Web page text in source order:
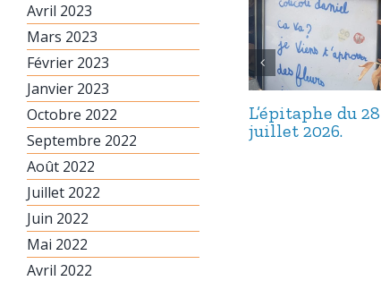
L’épitaphe du 28
juillet 2026.
Avril 2023
Mars 2023
Février 2023
Janvier 2023
Octobre 2022
Septembre 2022
Août 2022
Juillet 2022
Juin 2022
Mai 2022
Avril 2022